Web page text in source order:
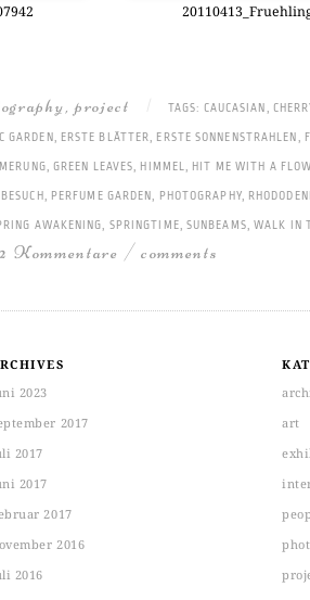
, project TAGS: CAUCASIAN ,
GARDEN, ERSTE BLÄTTER, ERSTE SONNENSTRAHLEN ,
, GREEN LEAVES, HIMMEL, HIT ME WITH A
, PERFUME GARDEN, PHOTOGRAPHY,
AWAKENING, SPRINGTIME, SUNBEAMS,WALK IN
2 Kommentare / comments
2023
2017
2017
2017
2017
2016
2016
art